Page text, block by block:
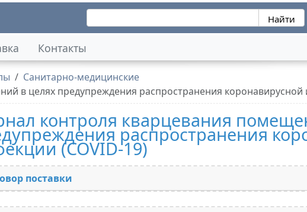
Контакты
Санитарно-медицинские
в целях предупреждения распространения коронавирусной
контроля кварцевания
распространения
(COVID-19)
поставки